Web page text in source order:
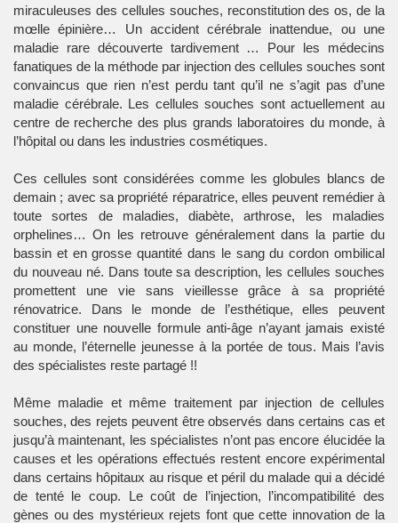
miraculeuses des cellules souches, reconstitution des os, de la
mœlle épinière… Un accident cérébrale inattendue, ou une
maladie rare découverte tardivement … Pour les médecins
fanatiques de la méthode par injection des cellules souches sont
convaincus que rien n’est perdu tant qu’il ne s’agit pas d’une
maladie cérébrale. Les cellules souches sont actuellement au
centre de recherche des plus grands laboratoires du monde, à
l’hôpital ou dans les industries cosmétiques.
Ces cellules sont considérées comme les globules blancs de
demain ; avec sa propriété réparatrice, elles peuvent remédier à
toute sortes de maladies, diabète, arthrose, les maladies
orphelines… On les retrouve généralement dans la partie du
bassin et en grosse quantité dans le sang du cordon ombilical
du nouveau né. Dans toute sa description, les cellules souches
promettent une vie sans vieillesse grâce à sa propriété
rénovatrice. Dans le monde de l’esthétique, elles peuvent
constituer une nouvelle formule anti-âge n’ayant jamais existé
au monde, l’éternelle jeunesse à la portée de tous. Mais l’avis
des spécialistes reste partagé !!
Même maladie et même traitement par injection de cellules
souches, des rejets peuvent être observés dans certains cas et
jusqu’à maintenant, les spécialistes n’ont pas encore élucidée la
causes et les opérations effectués restent encore expérimental
dans certains hôpitaux au risque et péril du malade qui a décidé
de tenté le coup. Le coût de l’injection, l’incompatibilité des
gènes ou des mystérieux rejets font que cette innovation de la